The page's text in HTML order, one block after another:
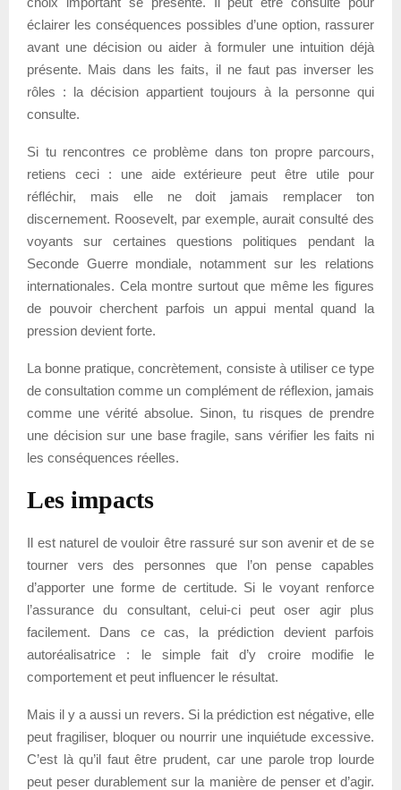
éclairer les conséquences possibles d’une option, rassurer
avant une décision ou aider à formuler une intuition déjà
présente. Mais dans les faits, il ne faut pas inverser les
rôles : la décision appartient toujours à la personne qui
consulte.
Si tu rencontres ce problème dans ton propre parcours,
retiens ceci : une aide extérieure peut être utile pour
réfléchir, mais elle ne doit jamais remplacer ton
discernement. Roosevelt, par exemple, aurait consulté des
voyants sur certaines questions politiques pendant la
Seconde Guerre mondiale, notamment sur les relations
internationales. Cela montre surtout que même les figures
de pouvoir cherchent parfois un appui mental quand la
pression devient forte.
La bonne pratique, concrètement, consiste à utiliser ce type
de consultation comme un complément de réflexion, jamais
comme une vérité absolue. Sinon, tu risques de prendre
une décision sur une base fragile, sans vérifier les faits ni
les conséquences réelles.
Les impacts
Il est naturel de vouloir être rassuré sur son avenir et de se
tourner vers des personnes que l’on pense capables
d’apporter une forme de certitude. Si le voyant renforce
l’assurance du consultant, celui-ci peut oser agir plus
facilement. Dans ce cas, la prédiction devient parfois
autoréalisatrice : le simple fait d’y croire modifie le
comportement et peut influencer le résultat.
Mais il y a aussi un revers. Si la prédiction est négative, elle
peut fragiliser, bloquer ou nourrir une inquiétude excessive.
C’est là qu’il faut être prudent, car une parole trop lourde
peut peser durablement sur la manière de penser et d’agir.